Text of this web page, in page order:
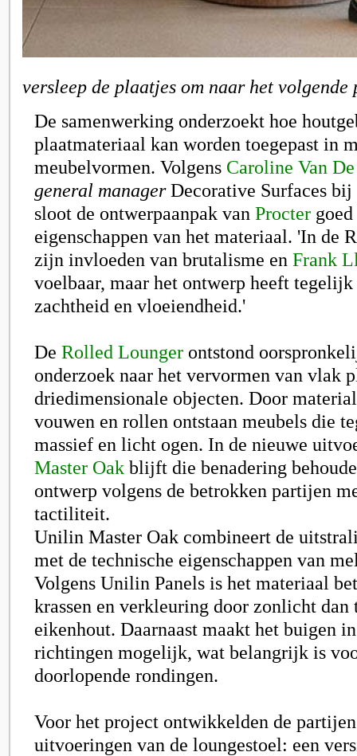
versleep de plaatjes om naar het
De samenwerking onderzoekt hoe
plaatmateriaal kan worden toegepast in
meubelvormen. Volgens Caroline Van
general managerDecorative Surfaces bij
sloot de ontwerpaanpak van Procter
eigenschappen van het materiaal. 'In de
zijn invloeden van brutalisme en Frank
voelbaar, maar het ontwerp heeft tegelijk
zachtheid en vloeiendheid.'
De Rolled Lounger ontstond
onderzoek naar het vervormen van vlak
driedimensionale objecten. Door
vouwen en rollen ontstaan meubels die
massief en licht ogen. In de nieuwe
Master Oak blijft die benadering
ontwerp volgens de betrokken partijen
tactiliteit.
Unilin Master Oak combineert de
met de technische eigenschappen van
Volgens Unilin Panels is het materiaal
krassen en verkleuring door zonlicht
eikenhout. Daarnaast maakt het buigen
richtingen mogelijk, wat belangrijk is
doorlopende rondingen.
Voor het project ontwikkelden de
uitvoeringen van de loungestoel: een